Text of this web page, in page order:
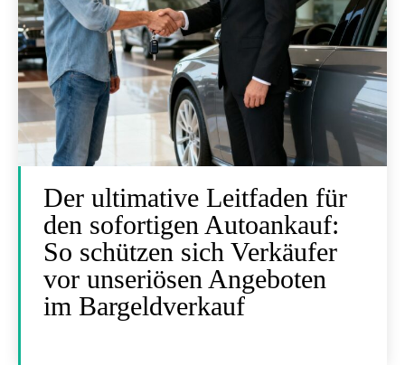
Der ultimative Leitfaden für
den sofortigen Autoankauf:
So schützen sich Verkäufer
vor unseriösen Angeboten
im Bargeldverkauf